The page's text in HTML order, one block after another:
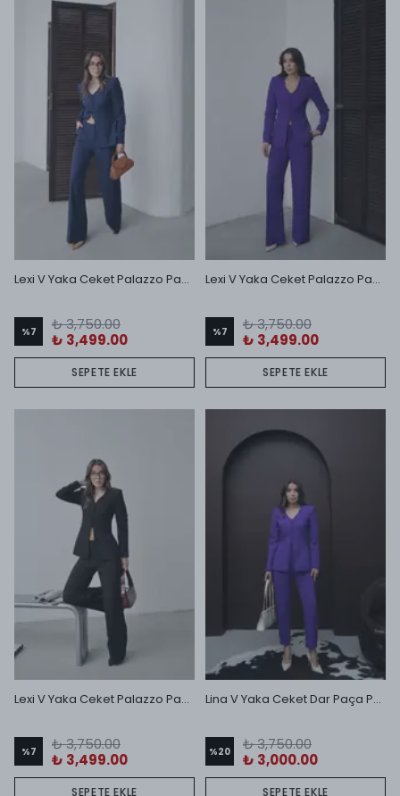
Lexi V Yaka Ceket Palazzo Pantolon Takım Lacivert
%7
₺ 3,750.00
₺ 3,499.00
SEPETE EKLE
Lexi V Yaka Ceket Palazzo Pantolon Takım Mor
%7
₺ 3,750.00
₺ 3,499.00
SEPETE EKLE
Lexi V Yaka Ceket Palazzo Pantolon Takım Siyah
%7
₺ 3,750.00
₺ 3,499.00
SEPETE EKLE
Lina V Yaka Ceket Dar Paça Pantolon Takım Mor
%20
₺ 3,750.00
₺ 3,000.00
SEPETE EKLE